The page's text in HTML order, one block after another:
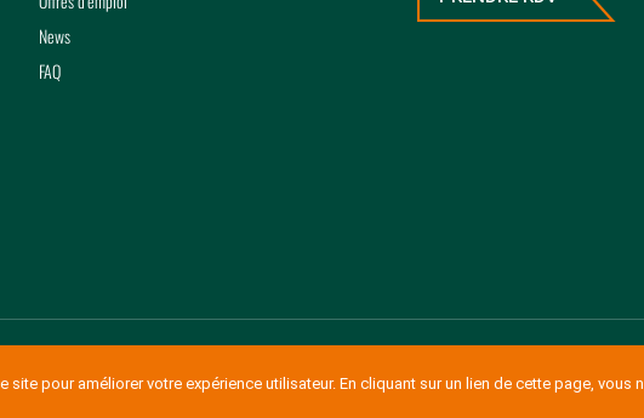
News
FAQ
pour améliorer votre expérience utilisateur. En cliquant sur un lien de cette page, vous